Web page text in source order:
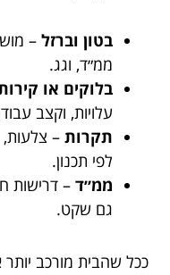
בטון וברזל –
ממ״ד, וגג.
בלוקים או
עלויות, וקצב
תקרות – צלעות,
לפי תכנון.
ממ״ד – דרישות
גם שקט.
ככל שהבית מורכב יותר